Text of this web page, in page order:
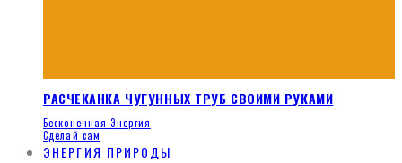
РАСЧЕКАНКА ЧУГУННЫХ ТРУБ СВОИМИ РУКАМИ
Бесконечная Энергия
Сделай сам
ЭНЕРГИЯ ПРИРОДЫ